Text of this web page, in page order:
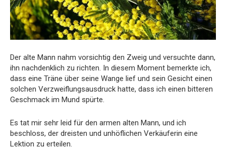
Der alte Mann nahm vorsichtig den Zweig und versuchte dann,
ihn nachdenklich zu richten. In diesem Moment bemerkte ich,
dass eine Träne über seine Wange lief und sein Gesicht einen
solchen Verzweiflungsausdruck hatte, dass ich einen bitteren
Geschmack im Mund spürte.
Es tat mir sehr leid für den armen alten Mann, und ich
beschloss, der dreisten und unhöflichen Verkäuferin eine
Lektion zu erteilen.